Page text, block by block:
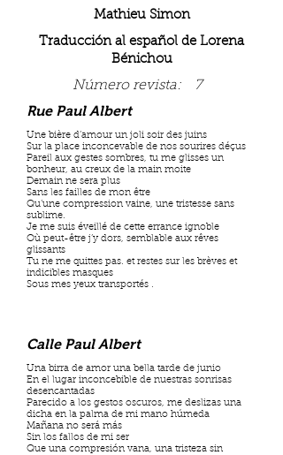
Mathieu Simon
Traducción al español de Lorena
Bénichou
Número revista: 7
Rue Paul Albert
Une bière d’amour un joli soir des juins
Sur la place inconcevable de nos sourires déçus
Pareil aux gestes sombres, tu me glisses un
bonheur, au creux de la main moite
Demain ne sera plus
Sans les failles de mon être
Qu’une compression vaine, une tristesse sans
sublime.
Je me suis éveillé de cette errance ignoble
Où peut-être j’y dors, semblable aux rêves
glissants
Tu ne me quittes pas. et restes sur les brèves et
indicibles masques
Sous mes yeux transportés .
Calle Paul Albert
Una birra de amor una bella tarde de junio
En el lugar inconcebible de nuestras sonrisas
desencantadas
Parecido a los gestos oscuros, me deslizas una
dicha en la palma de mi mano húmeda
Mañana no será más
Sin los fallos de mi ser
Que una compresión vana, una tristeza sin